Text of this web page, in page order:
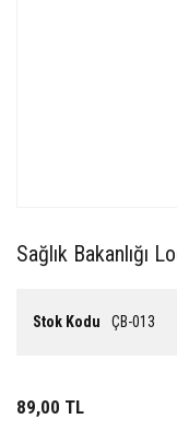
Sağlık Bakanlığı
Stok Kodu ÇB-013
89,00 TL